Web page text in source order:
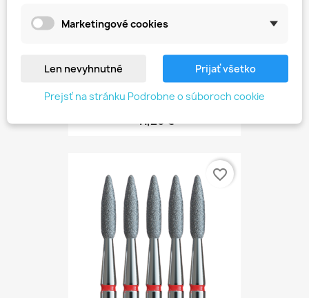
Karbónová Súprava
41,26 €
favorite_border
Marketingové cookies
Len nevyhnutné Prijať všetko
Prejsť na stránku Podrobne o súboroch cookie